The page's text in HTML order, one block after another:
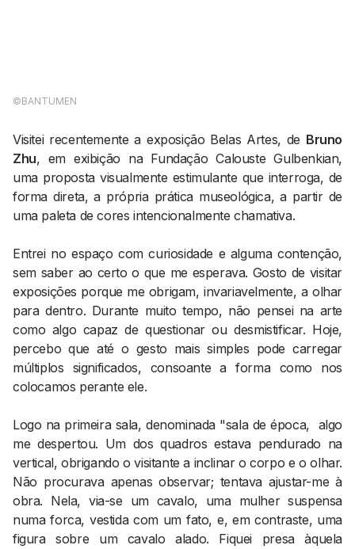
Contactos
EMAIL
GERAL@BANTUMEN.COM
WHATSAPP
Pesquisar
©BANTUMEN
Visitei recentemente a exposição Belas Artes, de Bruno
Zhu, em exibição na Fundação Calouste Gulbenkian,
uma proposta visualmente estimulante que interroga, de
forma direta, a própria prática museológica, a partir de
uma paleta de cores intencionalmente chamativa.
Entrei no espaço com curiosidade e alguma contenção,
sem saber ao certo o que me esperava. Gosto de visitar
exposições porque me obrigam, invariavelmente, a olhar
para dentro. Durante muito tempo, não pensei na arte
como algo capaz de questionar ou desmistificar. Hoje,
percebo que até o gesto mais simples pode carregar
múltiplos significados, consoante a forma como nos
colocamos perante ele.
Logo na primeira sala, denominada "sala de época, algo
me despertou. Um dos quadros estava pendurado na
vertical, obrigando o visitante a inclinar o corpo e o olhar.
Não procurava apenas observar; tentava ajustar-me à
obra. Nela, via-se um cavalo, uma mulher suspensa
numa forca, vestida com um fato, e, em contraste, uma
figura sobre um cavalo alado. Fiquei presa àquela